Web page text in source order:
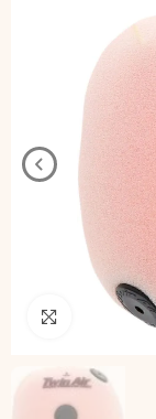
Pincha